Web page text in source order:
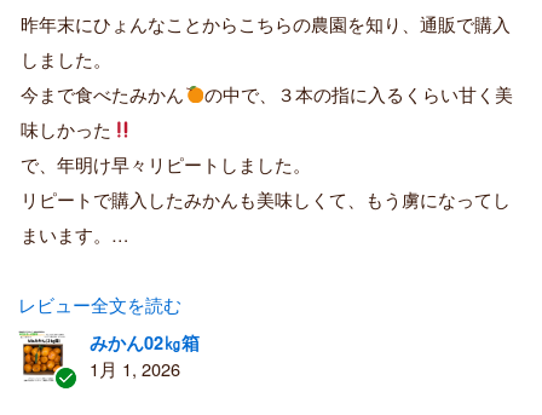
証
済
み
購
者
昨年末にひょんなことからこちらの農園を知り、通販で購入
しました。
今まで食べたみかん
の中で、３本の指に入るくらい甘く美
味しかった
で、年明け早々リピートしました。
リピートで購入したみかんも美味しくて、もう虜になってし
まいます。…
レビュー全文を読む
みかん02㎏箱
1月 1, 2026